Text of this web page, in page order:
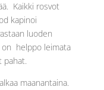
Kaikki rosvot
kapinoi
luoden
on helppo leimata
pahat.
maanantaina.